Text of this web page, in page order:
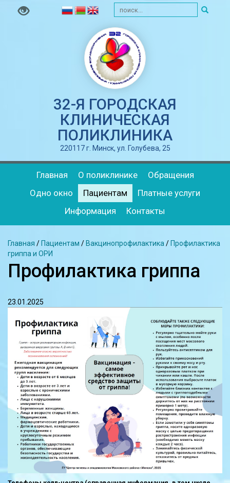
32-Я ГОРОДСКАЯ
КЛИНИЧЕСКАЯ
ПОЛИКЛИНИКА
220117 г. Минск, ул. Голубева, 25
Главная О поликлинике
Обращения
Одно окно
Пациентам
Платные услуги
Информация
Контакты
Главная / Пациентам / Вакцинопрофилактика / Профилактика
гриппа и ОРИ
Профилактика гриппа
23.01.2025